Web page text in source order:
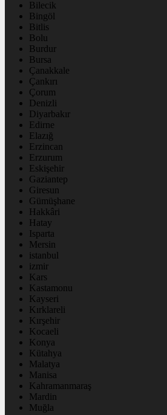
Bilecik
Bingöl
Bitlis
Bolu
Burdur
Bursa
Çanakkale
Çankırı
Çorum
Denizli
Diyarbakır
Edirne
Elazığ
Erzincan
Erzurum
Eskişehir
Gaziantep
Giresun
Gümüşhane
Hakkâri
Hatay
Isparta
Mersin
istanbul
izmir
Kars
Kastamonu
Kayseri
Kırklareli
Kırşehir
Kocaeli
Konya
Kütahya
Malatya
Manisa
Kahramanmaraş
Mardin
Muğla